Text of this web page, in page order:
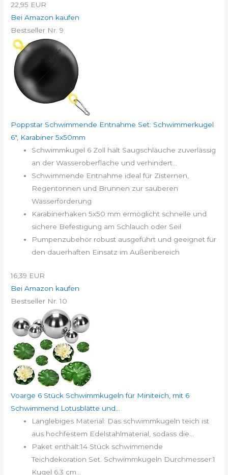
22,95 EUR
Bei Amazon kaufen
Bestseller Nr. 9
Poppstar Schwimmende Entnahme Set: Schwimmerkugel
6", Karabiner 5x50mm
Schwimmkugel 6 Zoll hält Saugschläuche zuverlässig
an der Wasseroberfläche und verhindert...
Schwimmende Entnahme ideal für Zisternen,
Regentonnen und Brunnen zur sauberen
Wasserförderung
Karabinerhaken 5x50 mm ermöglicht schnelle und
sichere Befestigung am Schlauch oder Seil
Pumpenzubehör robust ausgeführt und geeignet für
den dauerhaften Einsatz im Außenbereich
16,39 EUR
Bei Amazon kaufen
Bestseller Nr. 10
Voarge 6 Stück Schwimmkugeln für Miniteich, mit 6
Schwimmend Lotusblätte und...
Langlebiges Material: Das schwimmkugeln teich ist
aus hochfestem Edelstahlmaterial, sodass die...
Paket enthält:14 Stück schwimmende
Teichdekoration Set. Schwimmkugeln Durchmesser:1
Kugel 6.3 cm...